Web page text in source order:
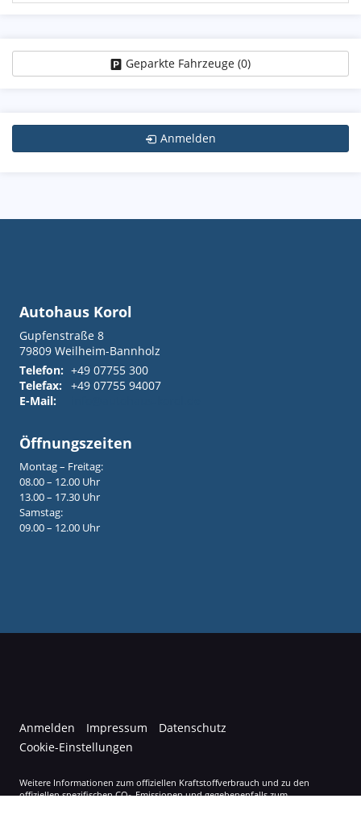
Geparkte Fahrzeuge (0)
Anmelden
Autohaus Korol
Gupfenstraße 8
79809 Weilheim-Bannholz
Telefon: +49 07755 300
Telefax: +49 07755 94007
E-Mail:
Öffnungszeiten
Montag – Freitag:
08.00 – 12.00 Uhr
13.00 – 17.30 Uhr
Samstag:
09.00 – 12.00 Uhr
Anmelden Impressum
Datenschutz
Cookie-Einstellungen
Weitere Informationen zum offiziellen Kraftstoffverbrauch und zu den
offiziellen spezifischen CO2-Emissionen und gegebenenfalls zum